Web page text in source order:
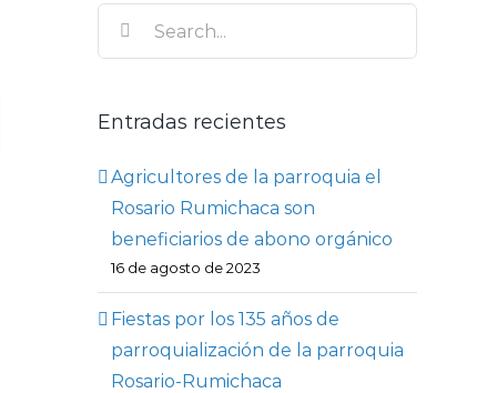
Entradas recientes
Agricultores de la parroquia el
Rosario Rumichaca son
beneficiarios de abono orgánico
16 de agosto de 2023
Fiestas por los 135 años de
parroquialización de la parroquia
Rosario-Rumichaca